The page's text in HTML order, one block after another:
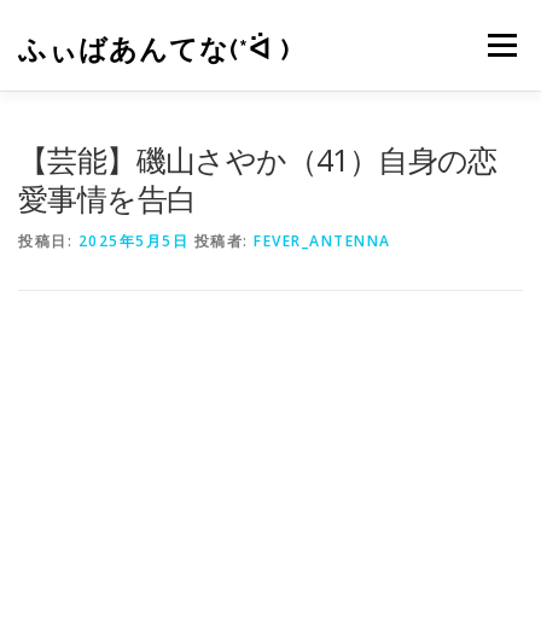
ふぃばあんてな(*ᐛ ) メニュー
【芸能】磯山さやか（41）自身の恋
愛事情を告白
投稿日: 2025年5月5日 投稿者: FEVER_ANTENNA